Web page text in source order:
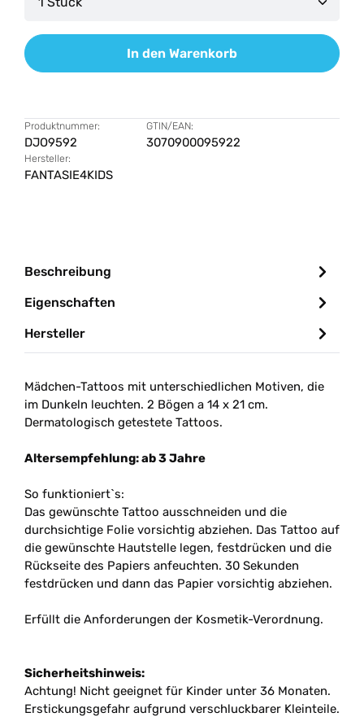
In den Warenkorb
Produktnummer:
DJO9592
GTIN/EAN:
3070900095922
Hersteller:
FANTASIE4KIDS
Beschreibung
Eigenschaften
Hersteller
Mädchen-Tattoos mit unterschiedlichen Motiven, die
im Dunkeln leuchten. 2 Bögen a 14 x 21 cm.
Dermatologisch getestete Tattoos.
Altersempfehlung: ab 3 Jahre
So funktioniert`s:
Das gewünschte Tattoo ausschneiden und die
durchsichtige Folie vorsichtig abziehen. Das Tattoo auf
die gewünschte Hautstelle legen, festdrücken und die
Rückseite des Papiers anfeuchten. 30 Sekunden
festdrücken und dann das Papier vorsichtig abziehen.
Erfüllt die Anforderungen der Kosmetik-Verordnung.
Sicherheitshinweis:
Achtung! Nicht geeignet für Kinder unter 36 Monaten.
Erstickungsgefahr aufgrund verschluckbarer Kleinteile.